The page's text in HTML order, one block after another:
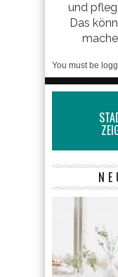
und
Das
You must be